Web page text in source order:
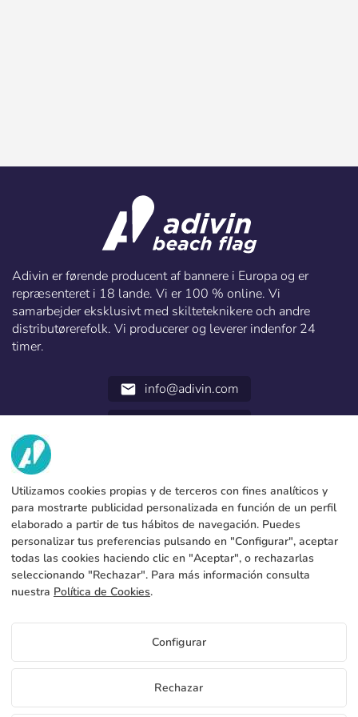
Priser Skranke cube 3x1m og 4,5x1m
Hvis du vil vide priser på Skranke cube 3x1m og 4,5x1m få
Se pris for distributører
Adivin er førende producent af bannere i Europa og er
repræsenteret i 18 lande. Vi er 100 % online. Vi
samarbejder eksklusivt med skilteteknikere och andre
distributørerefolk. Vi producerer og leverer indenfor 24
timer.
email info@adivin.com
VI HAR?
Fabrik
Kontakt
Blog
TJENESTER
Betalingsformer
Produktion og forsendelse
FAQs
JURIDISKE DATA
Juridisk meddelelse
Generelle vilkår og betingelser
Cookies policy
Fortrolighedspolitik
DK
Utilizamos cookies propias y de terceros con fines analíticos y
para mostrarte publicidad personalizada en función de un perfil
elaborado a partir de tus hábitos de navegación. Puedes
personalizar tus preferencias pulsando en "Configurar", aceptar
todas las cookies haciendo clic en "Aceptar", o rechazarlas
seleccionando "Rechazar". Para más información consulta
nuestra Política de Cookies.
Configurar
Rechazar